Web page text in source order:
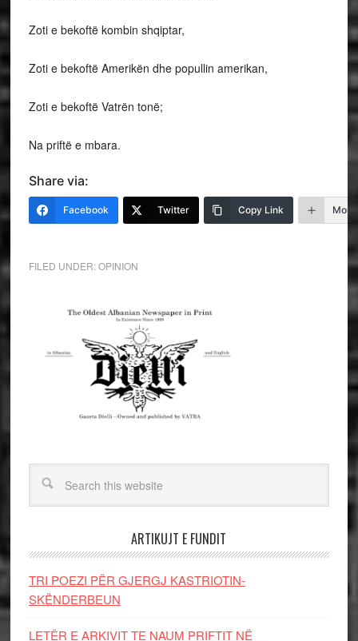
Zoti e bekoftë kombin shqiptar,
Zoti e bekoftë Amerikën dhe popullin amerikan,
Zoti e bekoftë Vatrën tonë;
Na priftë e mbara.
Share via:
Facebook Twitter Copy Link More
FILED UNDER:OPINION
ARTIKUJT E FUNDIT
TRI POEZI PËR GJERGJ KASTRIOTIN-
SKËNDERBEUN
LETËR E ARKIVIT TE NAUM PRIFTIT NË